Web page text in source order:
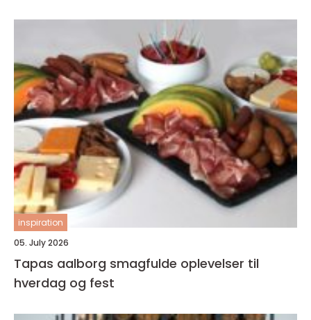
inspiration
05. July 2026
Tapas aalborg smagfulde oplevelser til
hverdag og fest